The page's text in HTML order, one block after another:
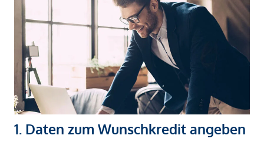
1. Daten zum Wunschkredit angeben